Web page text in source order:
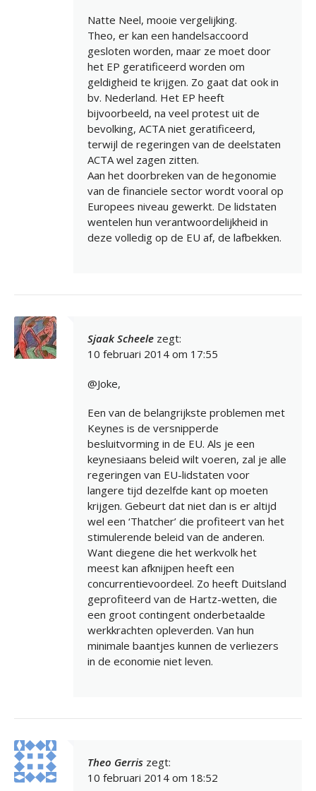
Natte Neel, mooie vergelijking.
Theo, er kan een handelsaccoord
gesloten worden, maar ze moet door
het EP geratificeerd worden om
geldigheid te krijgen. Zo gaat dat ook in
bv. Nederland. Het EP heeft
bijvoorbeeld, na veel protest uit de
bevolking, ACTA niet geratificeerd,
terwijl de regeringen van de deelstaten
ACTA wel zagen zitten.
Aan het doorbreken van de hegonomie
van de financiele sector wordt vooral op
Europees niveau gewerkt. De lidstaten
wentelen hun verantwoordelijkheid in
deze volledig op de EU af, de lafbekken.
Sjaak Scheele zegt:
10 februari 2014 om 17:55
@Joke,
Een van de belangrijkste problemen met
Keynes is de versnipperde
besluitvorming in de EU. Als je een
keynesiaans beleid wilt voeren, zal je alle
regeringen van EU-lidstaten voor
langere tijd dezelfde kant op moeten
krijgen. Gebeurt dat niet dan is er altijd
wel een ‘Thatcher’ die profiteert van het
stimulerende beleid van de anderen.
Want diegene die het werkvolk het
meest kan afknijpen heeft een
concurrentievoordeel. Zo heeft Duitsland
geprofiteerd van de Hartz-wetten, die
een groot contingent onderbetaalde
werkkrachten opleverden. Van hun
minimale baantjes kunnen de verliezers
in de economie niet leven.
Theo Gerris zegt:
10 februari 2014 om 18:52